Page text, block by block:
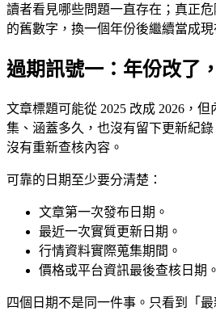
讀者看見哪些問題一直存在；真正
的舊數字，換一個年份後繼續當成現
過期訊號一：年份改了
文章標題可能從 2025 改成 2026，
集、涵蓋多久，也沒有留下更新紀
沒有重新查核內容。
可靠的日期至少要分清楚：
文章第一次發布日期。
最近一次實質更新日期。
行情資料實際蒐集期間。
價格或平台資訊最後查核日期。
四個日期不是同一件事。只看到「